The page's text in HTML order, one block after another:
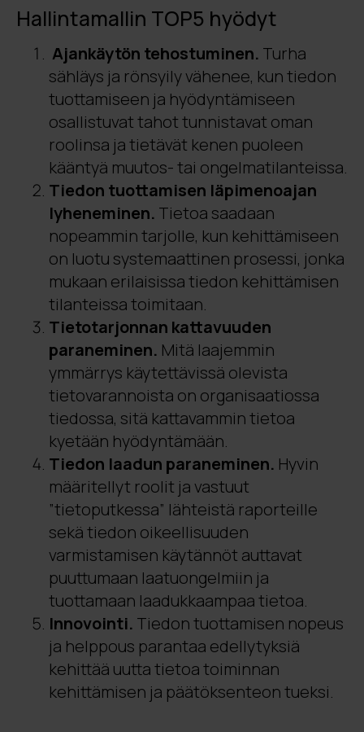
Hallintamallin TOP5 hyödyt
Ajankäytön tehostuminen. Turha
sähläys ja rönsyily vähenee, kun tiedon
tuottamiseen ja hyödyntämiseen
osallistuvat tahot tunnistavat oman
roolinsa ja tietävät kenen puoleen
kääntyä muutos- tai ongelmatilanteissa.
Tiedon tuottamisen läpimenoajan
lyheneminen. Tietoa saadaan
nopeammin tarjolle, kun kehittämiseen
on luotu systemaattinen prosessi, jonka
mukaan erilaisissa tiedon kehittämisen
tilanteissa toimitaan.
Tietotarjonnan kattavuuden
paraneminen. Mitä laajemmin
ymmärrys käytettävissä olevista
tietovarannoista on organisaatiossa
tiedossa, sitä kattavammin tietoa
kyetään hyödyntämään.
Tiedon laadun paraneminen. Hyvin
määritellyt roolit ja vastuut
”tietoputkessa” lähteistä raporteille
sekä tiedon oikeellisuuden
varmistamisen käytännöt auttavat
puuttumaan laatuongelmiin ja
tuottamaan laadukkaampaa tietoa.
Innovointi. Tiedon tuottamisen nopeus
ja helppous parantaa edellytyksiä
kehittää uutta tietoa toiminnan
kehittämisen ja päätöksenteon tueksi.